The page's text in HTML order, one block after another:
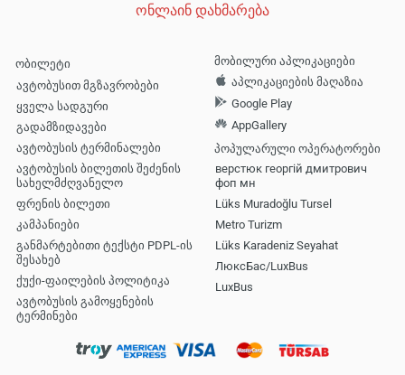
ონლაინ დახმარება
ობილეტი
ავტობუსით მგზავრობები
ყველა სადგური
გადამზიდავები
ავტობუსის ტერმინალები
ავტობუსის ბილეთის შეძენის
სახელმძღვანელო
ფრენის ბილეთი
კამპანიები
განმარტებითი ტექსტი PDPL-ის
შესახებ
ქუქი-ფაილების პოლიტიკა
ავტობუსის გამოყენების
ტერმინები
მობილური აპლიკაციები
აპლიკაციების მაღაზია
Google Play
AppGallery
პოპულარული ოპერატორები
верстюк георгій дмитрович
фоп мн
Lüks Muradoğlu Tursel
Metro Turizm
Lüks Karadeniz Seyahat
ЛюксБас/LuxBus
LuxBus